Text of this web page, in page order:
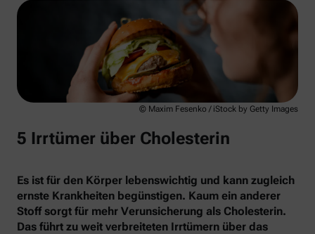
© Maxim Fesenko / iStock by Getty Images
5 Irrtümer über Cholesterin
Es ist für den Körper lebenswichtig und kann zugleich
ernste Krankheiten begünstigen. Kaum ein anderer
Stoff sorgt für mehr Verunsicherung als Cholesterin.
Das führt zu weit verbreiteten Irrtümern über das